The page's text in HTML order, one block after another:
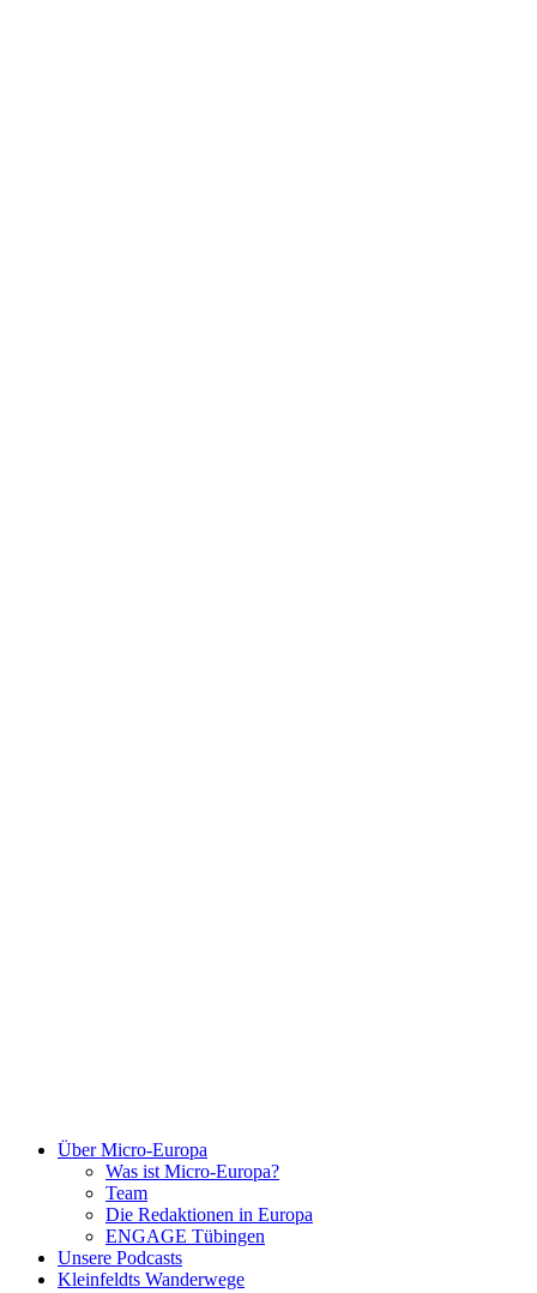
Über Micro-Europa
Was ist Micro-Europa?
Team
Die Redaktionen in Europa
ENGAGE Tübingen
Unsere Podcasts
Kleinfeldts Wanderwege